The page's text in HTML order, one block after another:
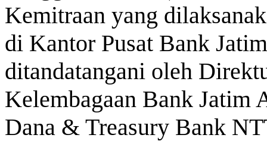
Kemitraan yang
di Kantor Pusat Bank
ditandatangani oleh
Kelembagaan Bank Jatim
Dana & Treasury Bank